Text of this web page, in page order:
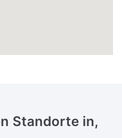
Standorte in,